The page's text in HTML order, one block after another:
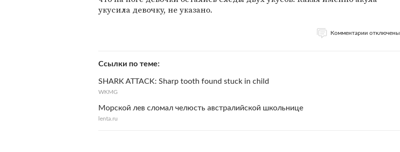
укусила девочку, не указано.
Комментарии отключены
Ссылки по теме
SHARK ATTACK: Sharp tooth found stuck in child
WKMG
Морской лев сломал челюсть австралийской школьнице
lenta.ru